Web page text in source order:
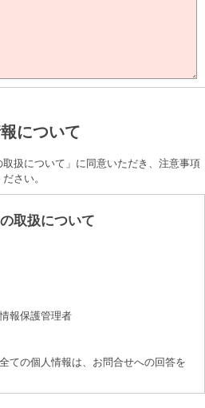
について
扱について」に同意いただき、注意事項
さい。
取扱について
報保護管理者
ての個人情報は、お問合せへの回答を